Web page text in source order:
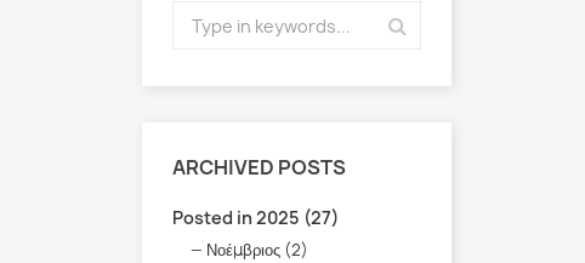
ARCHIVED POSTS
Posted in 2025 (27)
Νοέμβριος (2)